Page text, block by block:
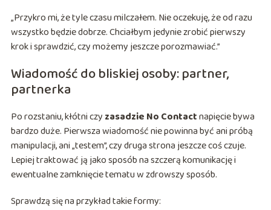
„Przykro mi, że tyle czasu milczałem. Nie oczekuję, że od razu
wszystko będzie dobrze. Chciałbym jedynie zrobić pierwszy
krok i sprawdzić, czy możemy jeszcze porozmawiać.”
Wiadomość do bliskiej osoby: partner,
partnerka
Po rozstaniu, kłótni czy zasadzie No Contactnapięcie bywa
bardzo duże. Pierwsza wiadomość nie powinna być ani próbą
manipulacji, ani „testem”, czy druga strona jeszcze coś czuje.
Lepiej traktować ją jako sposób na szczerą komunikację i
ewentualne zamknięcie tematu w zdrowszy sposób.
Sprawdzą się na przykład takie formy: